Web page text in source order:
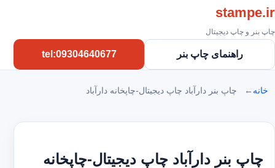
stampe.ir
چاپ بنر و چاپ دیجیتال
راهنمای چاپ بنر tel:09304640677
خانه چاپ بنر دارآباد چاپ دیجیتال-چاپخانه دارآباد
چاپ بنر دارآباد چاپ دیجیتال-چاپخانه